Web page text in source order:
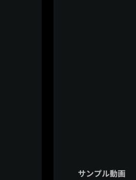
サンプル動画